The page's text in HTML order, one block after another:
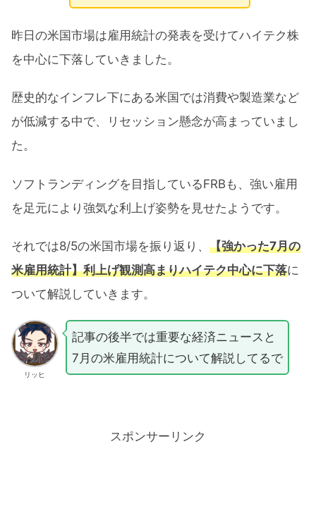
昨日の米国市場は雇用統計の発表を受けてハイテク株
を中心に下落していきました。
歴史的なインフレ下にある米国では消費や製造業など
が低減する中で、リセッション懸念が高まっていまし
た。
ソフトランディングを目指しているFRBも、強い雇用
を足元により強気な利上げ姿勢を見せたようです。
それでは8/5の米国市場を振り返り、 【強かった7月の
米雇用統計】利上げ観測高まりハイテク中心に下落に
ついて解説していきます。
リッヒ
記事の後半では重要な経済ニュースと
7月の米雇用統計について解説してるで
スポンサーリンク